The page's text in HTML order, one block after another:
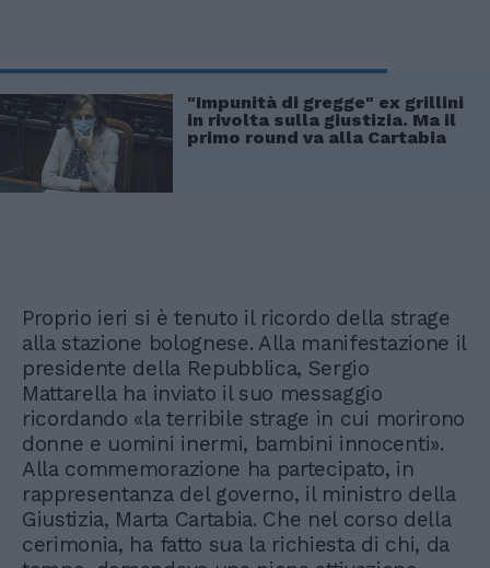
"Impunità di gregge" ex grillini
in rivolta sulla giustizia. Ma il
primo round va alla Cartabia
Proprio ieri si è tenuto il ricordo della strage
alla stazione bolognese. Alla manifestazione il
presidente della Repubblica, Sergio
Mattarella ha inviato il suo messaggio
ricordando «la terribile strage in cui morirono
donne e uomini inermi, bambini innocenti».
Alla commemorazione ha partecipato, in
rappresentanza del governo, il ministro della
Giustizia, Marta Cartabia. Che nel corso della
cerimonia, ha fatto sua la richiesta di chi, da